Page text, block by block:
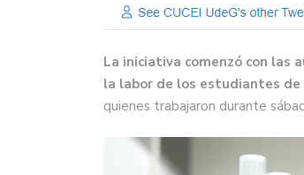
La iniciativa comenzó con las
la labor de los estudiantes de
quienes trabajaron durante